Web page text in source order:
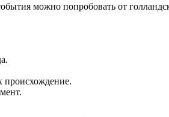
можно попробовать от
происхождение.